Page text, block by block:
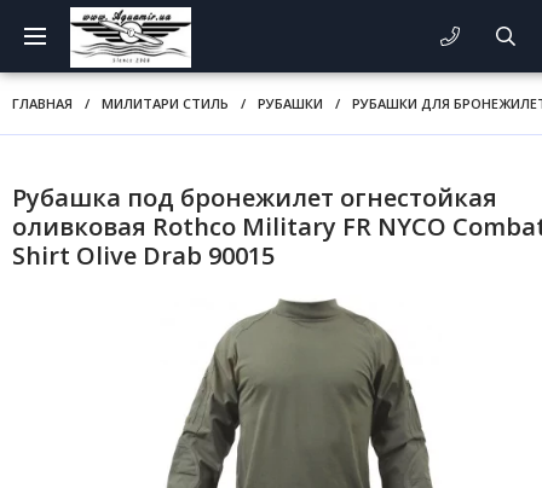
ГЛАВНАЯ / МИЛИТАРИ СТИЛЬ / РУБАШКИ / РУБАШКИ ДЛЯ
Рубашка под бронежилет огнестойкая
оливковая Rothco Military FR NYCO
Shirt Olive Drab 90015